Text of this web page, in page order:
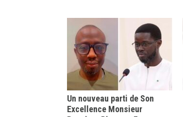
Un nouveau parti de Son
Excellence Monsieur